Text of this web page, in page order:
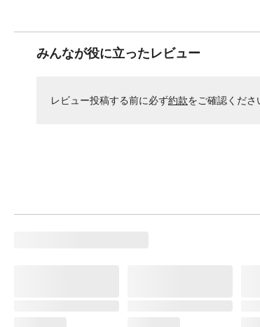
みんなが役に立ったレビュー
レビュー投稿する前に必ず約款をご確認くださ